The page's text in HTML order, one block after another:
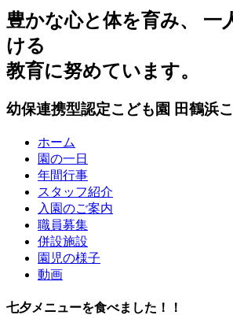
豊かな心と体を育み、 一
ける
教育に努めています。
幼保連携型認定こども園 田鶴浜
ホーム
園の一日
年間行事
スタッフ紹介
入園のご案内
職員募集
併設施設
園児の様子
動画
七夕メニューを食べました！！